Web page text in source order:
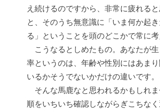
え続けるのですから、非常に疲れる
と、そのうち無意識に「いま何か起
る」ということを頭のどこかで常に
こうなるとしめたもの。あなたが
率というのは、年齢や性別にはあま
いるかそうでないかだけの違いです。
そんな馬鹿なと思われるかもしれ
順をいちいち確認しながらぎこちな